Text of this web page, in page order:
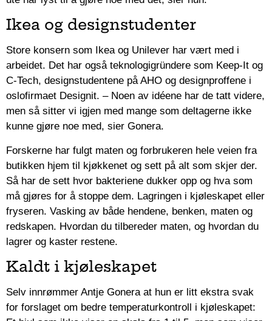
Ikea og designstudenter
Store konsern som Ikea og Unilever har vært med i
arbeidet. Det har også teknologigründere som Keep-It og
C-Tech, designstudentene på AHO og designproffene i
oslofirmaet Designit. – Noen av idéene har de tatt videre,
men så sitter vi igjen med mange som deltagerne ikke
kunne gjøre noe med, sier Gonera.
Forskerne har fulgt maten og forbrukeren hele veien fra
butikken hjem til kjøkkenet og sett på alt som skjer der.
Så har de sett hvor bakteriene dukker opp og hva som
må gjøres for å stoppe dem. Lagringen i kjøleskapet eller
fryseren. Vasking av både hendene, benken, maten og
redskapen. Hvordan du tilbereder maten, og hvordan du
lagrer og kaster restene.
Kaldt i kjøleskapet
Selv innrømmer Antje Gonera at hun er litt ekstra svak
for forslaget om bedre temperaturkontroll i kjøleskapet: